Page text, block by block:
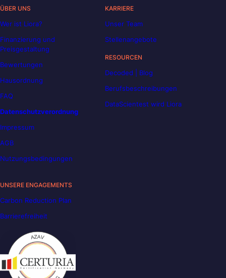
ÜBER UNS
Wer ist Liora?
Finanzierung und
Preisgestaltung
Bewertungen
Hausordnung
FAQ
Datenschutzverordnung
Impressum
AGB
Nutzungsbedingungen
KARRIERE
Unser Team
Stellenangebote
RESOURCEN
Decoded | Blog
Berufsbeschreibungen
DataScientest wird Liora
UNSERE ENGAGEMENTS
Carbon Reduction Plan
Barrierefreiheit